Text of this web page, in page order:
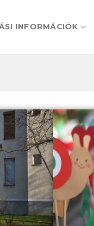
INFORMÁCIÓK